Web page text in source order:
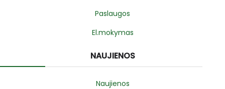
Paslaugos
El.mokymas
NAUJIENOS
Naujienos